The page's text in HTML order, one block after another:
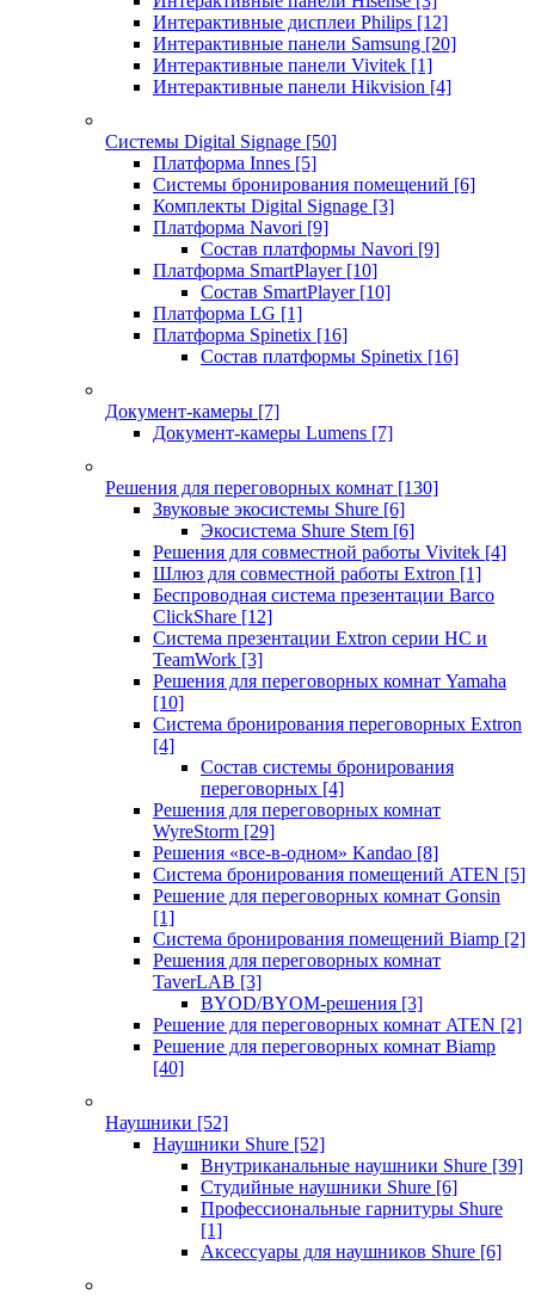
Интерактивные дисплеи Philips [12]
Интерактивные панели Samsung [20]
Интерактивные панели Vivitek [1]
Интерактивные панели Hikvision [4]
Системы Digital Signage [50]
Платформа Innes [5]
Системы бронирования помещений [6]
Комплекты Digital Signage [3]
Платформа Navori [9]
Состав платформы Navori [9]
Платформа SmartPlayer [10]
Состав SmartPlayer [10]
Платформа LG [1]
Платформа Spinetix [16]
Состав платформы Spinetix [16]
Документ-камеры [7]
Документ-камеры Lumens [7]
Решения для переговорных комнат [130]
Звуковые экосистемы Shure [6]
Экосистема Shure Stem [6]
Решения для совместной работы Vivitek [4]
Шлюз для совместной работы Extron [1]
Беспроводная система презентации Barco
ClickShare [12]
Система презентации Extron серии HC и
TeamWork [3]
Решения для переговорных комнат Yamaha
[10]
Система бронирования переговорных Extron
[4]
Состав системы бронирования
переговорных [4]
Решения для переговорных комнат
WyreStorm [29]
Решения «все-в-одном» Kandao [8]
Система бронирования помещений ATEN [5]
Решение для переговорных комнат Gonsin
[1]
Система бронирования помещений Biamp [2]
Решения для переговорных комнат
TaverLAB [3]
BYOD/BYOM-решения [3]
Решение для переговорных комнат ATEN [2]
Решение для переговорных комнат Biamp
[40]
Наушники [52]
Наушники Shure [52]
Внутриканальные наушники Shure [39]
Студийные наушники Shure [6]
Профессиональные гарнитуры Shure
[1]
Аксессуары для наушников Shure [6]